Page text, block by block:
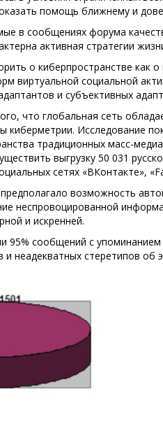
помощь ближнему и
в сообщениях форума
активная стратегии
о киберпространстве
виртуальной социальной
и субъективных
что глобальная сеть
киберметрии. Исследование
традиционных масс-
выгрузку 50 031
сетях «ВКонтакте»,
возможность
неспровоцированной
и искренней.
95% сообщений с
неадекватных стеретипов об